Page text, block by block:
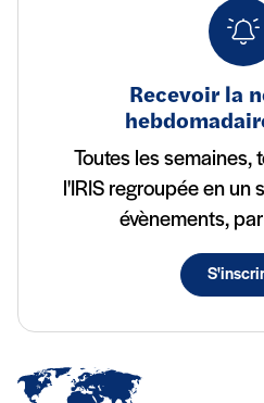
Recevoir la
Toutes les semaines,
l'IRIS regroupée en un
évènements,